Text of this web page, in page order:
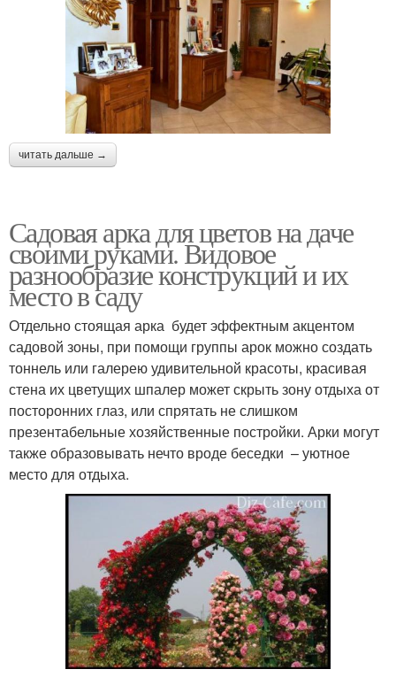
читать дальше →
Садовая арка для цветов на даче
своими руками. Видовое
разнообразие конструкций и их
место в саду
Отдельно стоящая арка будет эффектным акцентом
садовой зоны, при помощи группы арок можно создать
тоннель или галерею удивительной красоты, красивая
стена их цветущих шпалер может скрыть зону отдыха от
посторонних глаз, или спрятать не слишком
презентабельные хозяйственные постройки. Арки могут
также образовывать нечто вроде беседки – уютное
место для отдыха.